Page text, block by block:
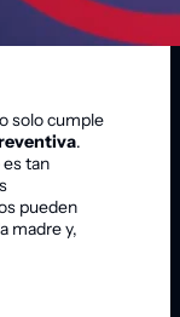
solo cumple
.
es tan
pueden
madre y,